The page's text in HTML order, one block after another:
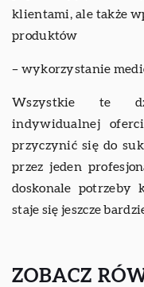
klientami, ale także
produktów
– wykorzystanie
Wszystkie te
indywidualnej
przyczynić się do
przez jeden
doskonale potrzeby
staje się jeszcze
ZOBACZ